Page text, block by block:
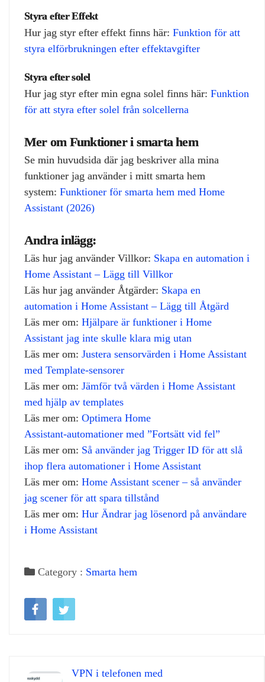
Styra efter Effekt
Hur jag styr efter effekt finns här: Funktion för att
styra elförbrukningen efter effektavgifter
Styra efter solel
Hur jag styr efter min egna solel finns här: Funktion
för att styra efter solel från solcellerna
Mer om Funktioner i smarta hem
Se min huvudsida där jag beskriver alla mina
funktioner jag använder i mitt smarta hem
system: Funktioner för smarta hem med Home
Assistant (2026)
Andra inlägg:
Läs hur jag använder Villkor: Skapa en automation i
Home Assistant – Lägg till Villkor
Läs hur jag använder Åtgärder: Skapa en
automation i Home Assistant – Lägg till Åtgärd
Läs mer om: Hjälpare är funktioner i Home
Assistant jag inte skulle klara mig utan
Läs mer om: Justera sensorvärden i Home Assistant
med Template‑sensorer
Läs mer om: Jämför två värden i Home Assistant
med hjälp av templates
Läs mer om: Optimera Home
Assistant‑automationer med ”Fortsätt vid fel”
Läs mer om: Så använder jag Trigger ID för att slå
ihop flera automationer i Home Assistant
Läs mer om: Home Assistant scener – så använder
jag scener för att spara tillstånd
Läs mer om: Hur Ändrar jag lösenord på användare
i Home Assistant
Category : Smarta hem
VPN i telefonen med